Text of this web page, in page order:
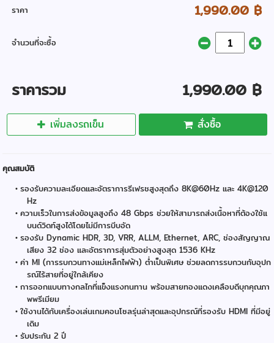
ราคา 1,990.00 ฿
จำนวนที่จะซื้อ
ราคารวม 1,990.00 ฿
เพิ่มลงรถเข็น สั่งซื้อ
คุณสมบัติ
รองรับความละเอียดและอัตราการรีเฟรชสูงสุดถึง 8K@60Hz และ 4K@120
Hz
ความเร็วในการส่งข้อมูลสูงถึง 48 Gbps ช่วยให้สามารถส่งเนื้อหาที่ต้องใช้แ
บนด์วิดท์สูงได้โดยไม่มีการบีบอัด
รองรับ Dynamic HDR, 3D, VRR, ALLM, Ethernet, ARC, ช่องสัญญาณ
เสียง 32 ช่อง และอัตราการสุ่มตัวอย่างสูงสุด 1536 KHz
ค่า MI (การรบกวนทางแม่เหล็กไฟฟ้า) ต่ำเป็นพิเศษ ช่วยลดการรบกวนกับอุปก
รณ์ไร้สายที่อยู่ใกล้เคียง
การออกแบบทางกลไกที่แข็งแรงทนทาน พร้อมสายทองแดงเคลือบดีบุกคุณภา
พพรีเมียม
ใช้งานได้กับเครื่องเล่นเกมคอนโซลรุ่นล่าสุดและอุปกรณ์ที่รองรับ HDMI ที่มีอยู่
เดิม
รับประกัน 2 ปี